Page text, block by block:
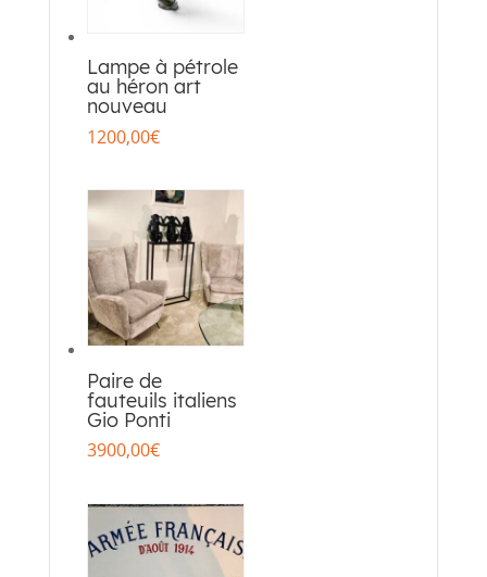
Lampe à pétrole
au héron art
nouveau
1200,00€
Paire de
fauteuils italiens
Gio Ponti
3900,00€